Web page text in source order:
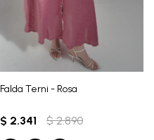
Falda Terni - Rosa
$ 2.341 $ 2.890